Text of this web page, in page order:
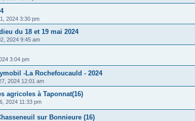
2024 3:30 pm
du 18 et 19 mai 2024
2024 9:45 am
3:04 pm
-La Rochefoucauld - 2024
2024 12:01 am
agricoles à Taponnat(16)
2024 11:33 pm
sur Bonnieure (16)